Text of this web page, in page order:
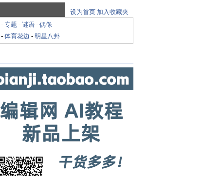
设为首页 加入收藏夹
- 专题 - 谜语 - 偶像
- 体育花边 - 明星八卦